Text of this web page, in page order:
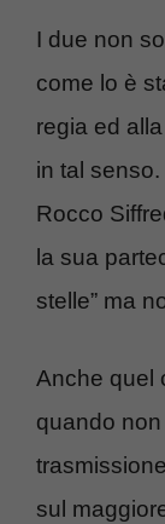
I due non
come lo è
regia ed
in tal
Rocco
la sua
stelle” ma
Anche quel
quando
sul